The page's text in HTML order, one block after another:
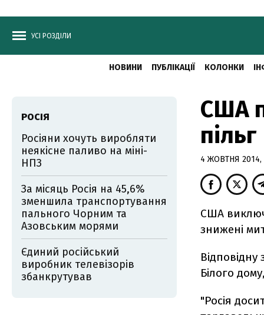
УСІ РОЗДІЛИ
НОВИНИ ПУБЛІКАЦІЇ КОЛОНКИ
США
пільг
4 ЖОВТНЯ 2014,
США
знижені
Білого
"Росія
РОСІЯ
Росіяни хочуть виробляти
неякісне паливо на міні-
НПЗ
За місяць Росія на 45,6%
зменшила транспортування
пального Чорним та
Азовським морями
Єдиний російський
виробник телевізорів
збанкрутував